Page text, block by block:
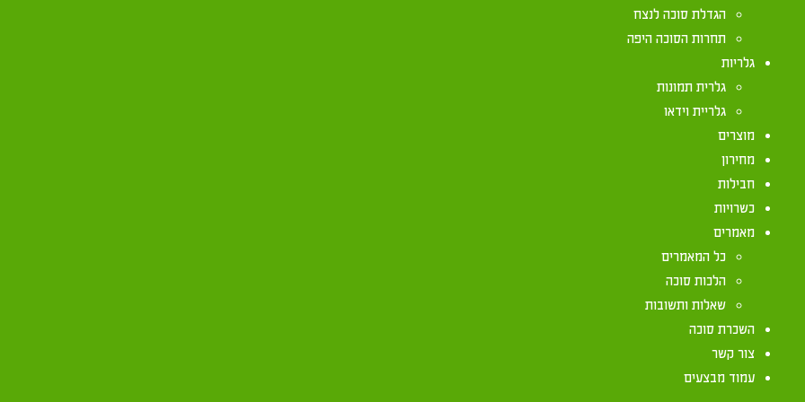
הגדלת סוכה לנצח
תחרות הסוכה היפה
גלריות
גלרית תמונות
גלריית וידאו
מוצרים
מחירון
חבילות
כשרויות
מאמרים
כל המאמרים
הלכות סוכה
שאלות ותשובות
השכרת סוכה
צור קשר
עמוד מבצעים
נאמר בתורה (ויקרא כג, מב) "בסוכות תשבו שבעת ימים". ומכאן למדו חכמינו ז"ל שצריך אדם לדור בסוכה כל ימי החג, בין